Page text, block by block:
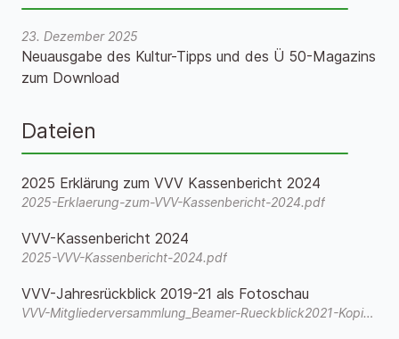
23. Dezember 2025
Neuausgabe des Kultur-Tipps und des Ü 50-Magazins
zum Download
Dateien
2025 Erklärung zum VVV Kassenbericht 2024
2025-Erklaerung-zum-VVV-Kassenbericht-2024.pdf
VVV-Kassenbericht 2024
2025-VVV-Kassenbericht-2024.pdf
VVV-Jahresrückblick 2019-21 als Fotoschau
VVV-Mitgliederversammlung_Beamer-Rueckblick2021-Kopie.wmv